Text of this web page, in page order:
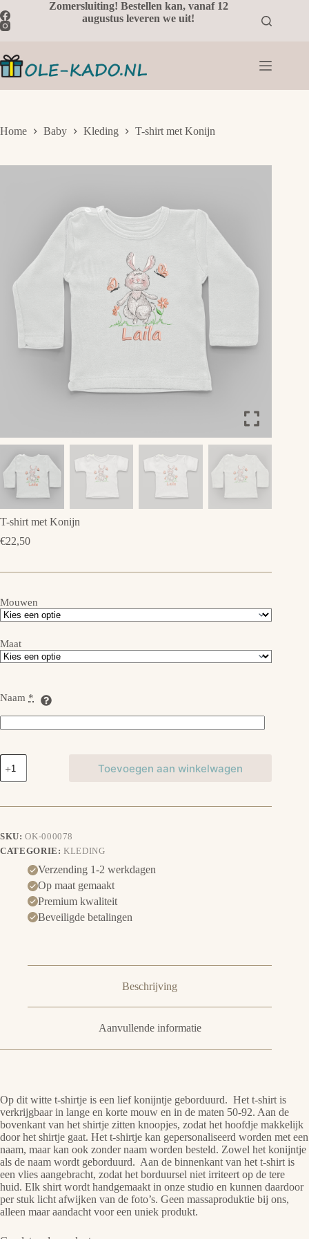
naar
de
Zomersluiting! Bestellen kan, vanaf 12
augustus leveren we uit!
Home Baby Kleding T-shirt met Konijn
T-shirt met Konijn
€22,50
Mouwen
Maat
Naam *
T-
shirt
met
aantal
Toevoegen aan winkelwagen
SKU:OK-000078
CATEGORIE:KLEDING
Verzending 1-2 werkdagen
Op maat gemaakt
Premium kwaliteit
Beveiligde betalingen
Beschrijving
Aanvullende informatie
Op dit witte t-shirtje is een lief konijntje geborduurd. Het t-shirt is
verkrijgbaar in lange en korte mouw en in de maten 50-92. Aan de
bovenkant van het shirtje zitten knoopjes, zodat het hoofdje makkelijk
door het shirtje gaat. Het t-shirtje kan gepersonaliseerd worden met een
naam, maar kan ook zonder naam worden besteld. Zowel het konijntje
als de naam wordt geborduurd. Aan de binnenkant van het t-shirt is
een vlies aangebracht, zodat het borduursel niet irriteert op de tere
huid. Elk shirt wordt handgemaakt in onze studio en kunnen daardoor
per stuk licht afwijken van de foto’s. Geen massaproduktie bij ons,
alleen maar aandacht voor een uniek produkt.